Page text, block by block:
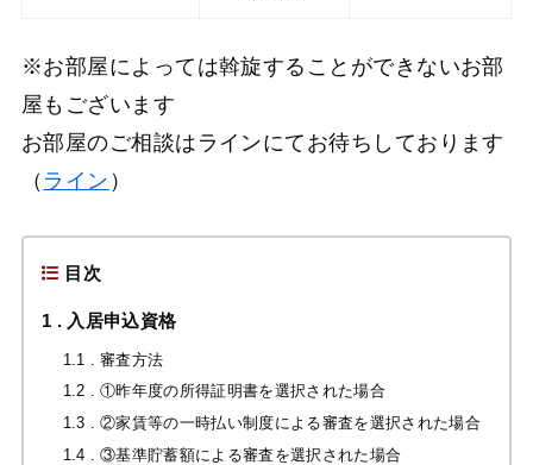
※お部屋によっては斡旋することができないお部
屋もございます
お部屋のご相談はラインにてお待ちしております
（ ライン ）
目次
1 入居申込資格
1.1
審査方法
1.2
①昨年度の所得証明書を選択された場合
1.3
②家賃等の一時払い制度による審査を選択された場合
1.4
③基準貯蓄額による審査を選択された場合